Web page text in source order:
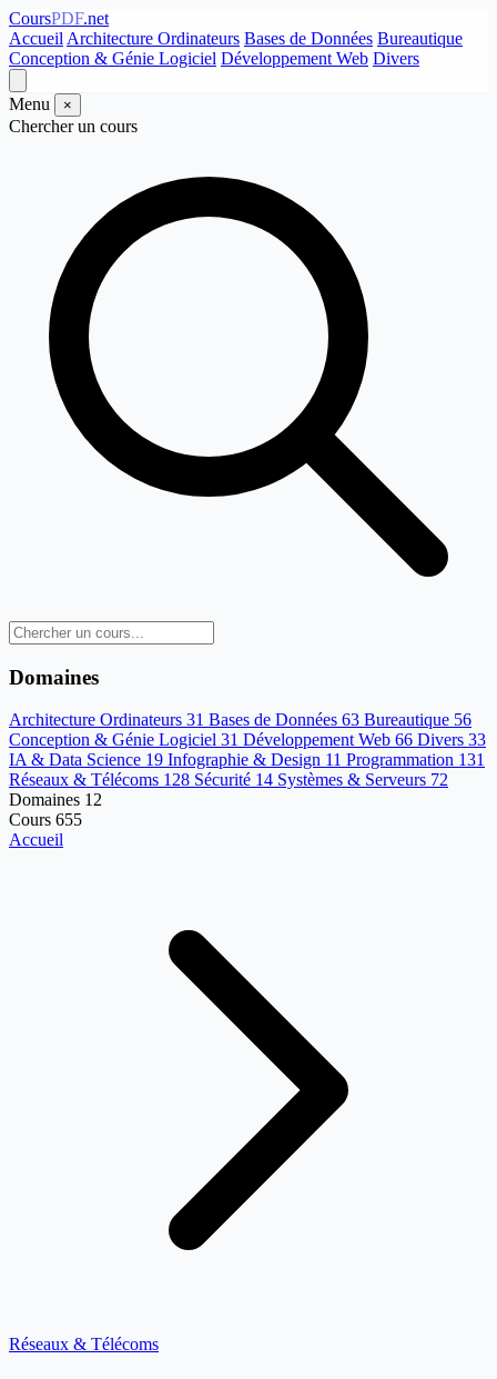
CoursPDF.net
Accueil Architecture Ordinateurs Bases de Données Bureautique
Conception & Génie Logiciel Développement Web Divers
Menu ×
Chercher un cours
Domaines
Architecture Ordinateurs 31 Bases de Données 63 Bureautique 56
Conception & Génie Logiciel 31 Développement Web 66 Divers 33
IA & Data Science 19 Infographie & Design 11 Programmation 131
Réseaux & Télécoms 128 Sécurité 14 Systèmes & Serveurs 72
Domaines 12
Cours 655
Accueil
Réseaux & Télécoms